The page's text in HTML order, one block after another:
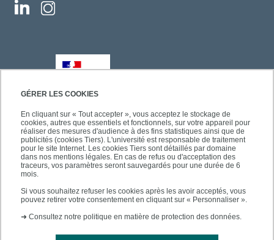
GÉRER LES COOKIES
En cliquant sur « Tout accepter », vous acceptez le stockage de
cookies, autres que essentiels et fonctionnels, sur votre appareil pour
réaliser des mesures d'audience à des fins statistiques ainsi que de
publicités (cookies Tiers). L'université est responsable de traitement
pour le site Internet. Les cookies Tiers sont détaillés par domaine
dans nos mentions légales. En cas de refus ou d'acceptation des
traceurs, vos paramètres seront sauvegardés pour une durée de 6
mois.
Si vous souhaitez refuser les cookies après les avoir acceptés, vous
pouvez retirer votre consentement en cliquant sur « Personnaliser ».
➜ Consultez notre politique en matière de protection des données.